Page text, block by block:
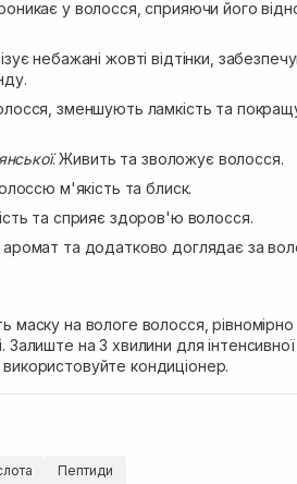
у волосся, сприяючи його
небажані жовті відтінки,
зменшують ламкість та
. Живить та зволожує волосся.
м'якість та блиск.
та сприяє здоров'ю волосся.
та додатково доглядає за
маску на вологе волосся, рівномірно
на 3 хвилини для інтенсивної
кондиціонер.
Пептиди